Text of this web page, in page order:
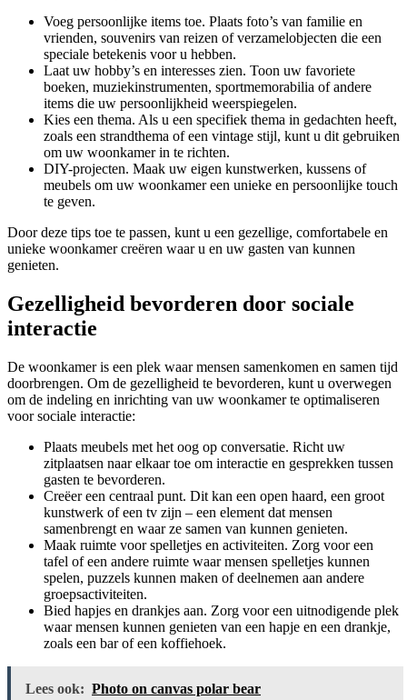
Voeg persoonlijke items toe. Plaats foto’s van familie en
vrienden, souvenirs van reizen of verzamelobjecten die een
speciale betekenis voor u hebben.
Laat uw hobby’s en interesses zien. Toon uw favoriete
boeken, muziekinstrumenten, sportmemorabilia of andere
items die uw persoonlijkheid weerspiegelen.
Kies een thema. Als u een specifiek thema in gedachten heeft,
zoals een strandthema of een vintage stijl, kunt u dit gebruiken
om uw woonkamer in te richten.
DIY-projecten. Maak uw eigen kunstwerken, kussens of
meubels om uw woonkamer een unieke en persoonlijke touch
te geven.
Door deze tips toe te passen, kunt u een gezellige, comfortabele en
unieke woonkamer creëren waar u en uw gasten van kunnen
genieten.
Gezelligheid bevorderen door sociale
interactie
De woonkamer is een plek waar mensen samenkomen en samen tijd
doorbrengen. Om de gezelligheid te bevorderen, kunt u overwegen
om de indeling en inrichting van uw woonkamer te optimaliseren
voor sociale interactie:
Plaats meubels met het oog op conversatie. Richt uw
zitplaatsen naar elkaar toe om interactie en gesprekken tussen
gasten te bevorderen.
Creëer een centraal punt. Dit kan een open haard, een groot
kunstwerk of een tv zijn – een element dat mensen
samenbrengt en waar ze samen van kunnen genieten.
Maak ruimte voor spelletjes en activiteiten. Zorg voor een
tafel of een andere ruimte waar mensen spelletjes kunnen
spelen, puzzels kunnen maken of deelnemen aan andere
groepsactiviteiten.
Bied hapjes en drankjes aan. Zorg voor een uitnodigende plek
waar mensen kunnen genieten van een hapje en een drankje,
zoals een bar of een koffiehoek.
Lees ook: Photo on canvas polar bear